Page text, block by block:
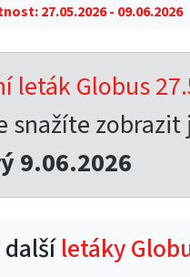
27.05.2026 - 09.06.2026
leták Globus
snažíte
9.06.2026
letáky